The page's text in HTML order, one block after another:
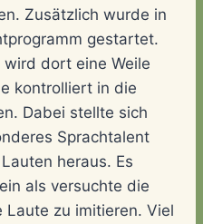
Zusätzlich wurde in
gestartet.
wird dort eine Weile
kontrolliert in die
Dabei stellte sich
Sprachtalent
heraus. Es
als versuchte die
Laute zu imitieren. Viel